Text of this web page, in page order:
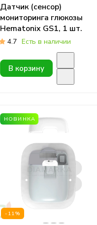
Датчик (сенсор)
мониторинга глюкозы
Hematonix GS1, 1 шт.
4.7 Есть в наличии
В корзину
НОВИНКА
-11%